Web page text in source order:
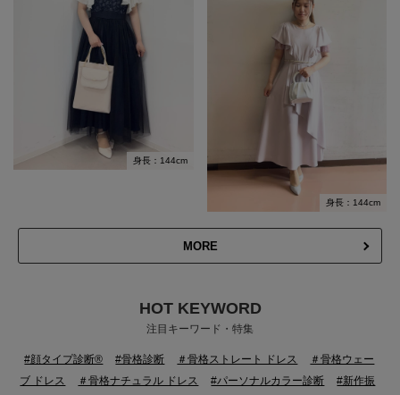
身長：144cm
身長：144cm
MORE
HOT KEYWORD
注目キーワード・特集
#顔タイプ診断® #骨格診断 ＃骨格ストレート ドレス
＃骨格ウェー
ブ ドレス
＃骨格ナチュラル ドレス #パーソナルカラー診断
#新作振